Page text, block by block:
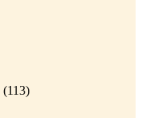
(113)